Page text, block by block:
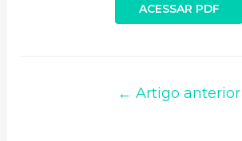
ACESSAR PDF
← Artigo anterior